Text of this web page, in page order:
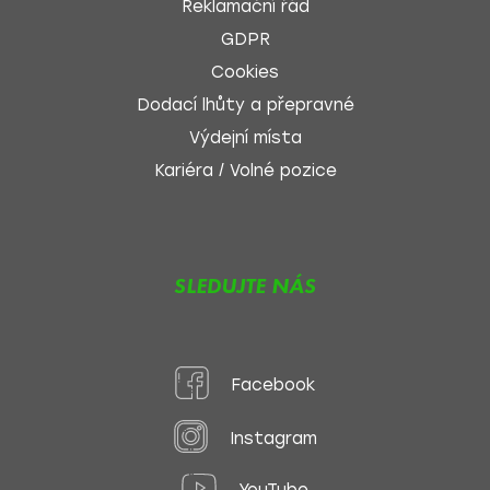
Reklamační řád
GDPR
Cookies
Dodací lhůty a přepravné
Výdejní místa
Kariéra / Volné pozice
SLEDUJTE NÁS
Facebook
Instagram